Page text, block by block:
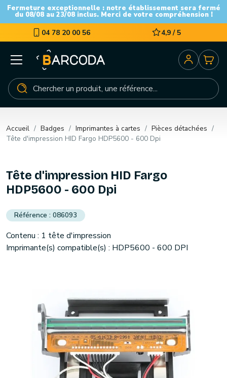
Fermeture exceptionnelle : notre établissement sera fermé
du 08/08 au 23/08 inclus. Merci de votre compréhension !
04 78 20 00 56 4,9 / 5
Accueil Badges Imprimantes à cartes
Pièces détachées
Tête d'impression HID Fargo HDP5600 - 600 Dpi
Tête d'impression HID Fargo
HDP5600 - 600 Dpi
086093
Contenu : 1 tête d'impression
Imprimante(s) compatible(s) : HDP5600 - 600 DPI